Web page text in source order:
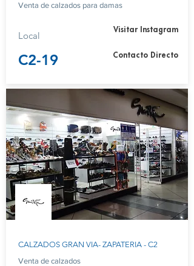
Venta de calzados para damas
Local
C2-19
Visitar Instagram
Contacto Directo
CALZADOS GRAN VIA- ZAPATERIA - C2
Venta de calzados